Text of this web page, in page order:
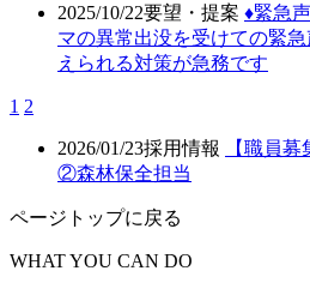
2025/10/22要望・提案 ♦️緊急
マの異常出没を受けての緊
えられる対策が急務です
1 2
2026/01/23採用情報
【職員
②森林保全担当
ページトップに戻る
WHAT YOU CAN DO